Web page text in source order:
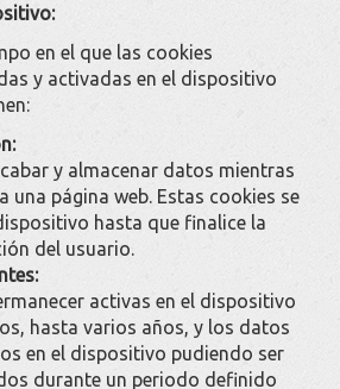
en el que las cookies
y activadas en el dispositivo
y almacenar datos mientras
una página web. Estas cookies se
hasta que finalice la
del usuario.
activas en el dispositivo
hasta varios años, y los datos
en el dispositivo pudiendo ser
durante un periodo definido